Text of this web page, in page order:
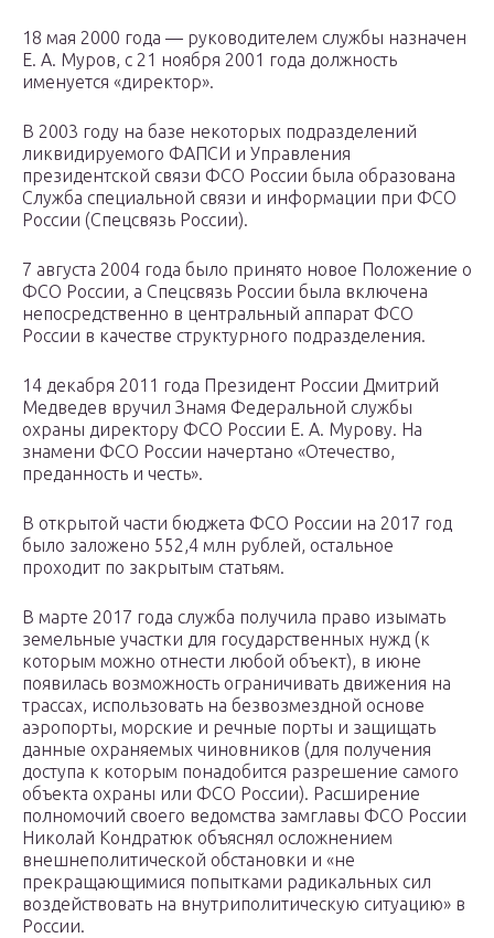
18 мая 2000 года — руководителем службы назначен
Е. А. Муров, с 21 ноября 2001 года должность
именуется «директор».
В 2003 году на базе некоторых подразделений
ликвидируемого ФАПСИ и Управления
президентской связи ФСО России была образована
Служба специальной связи и информации при ФСО
России (Спецсвязь России).
7 августа 2004 года было принято новое Положение о
ФСО России, а Спецсвязь России была включена
непосредственно в центральный аппарат ФСО
России в качестве структурного подразделения.
14 декабря 2011 года Президент России Дмитрий
Медведев вручил Знамя Федеральной службы
охраны директору ФСО России Е. А. Мурову. На
знамени ФСО России начертано «Отечество,
преданность и честь».
В открытой части бюджета ФСО России на 2017 год
было заложено 552,4 млн рублей, остальное
проходит по закрытым статьям.
В марте 2017 года служба получила право изымать
земельные участки для государственных нужд (к
которым можно отнести любой объект), в июне
появилась возможность ограничивать движения на
трассах, использовать на безвозмездной основе
аэропорты, морские и речные порты и защищать
данные охраняемых чиновников (для получения
доступа к которым понадобится разрешение самого
объекта охраны или ФСО России). Расширение
полномочий своего ведомства замглавы ФСО России
Николай Кондратюк объяснял осложнением
внешнеполитической обстановки и «не
прекращающимися попытками радикальных сил
воздействовать на внутриполитическую ситуацию» в
России.